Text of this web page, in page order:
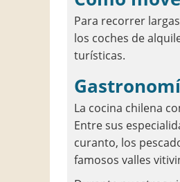
Para recorrer
los coches de
turísticas.
La cocina chilena
Entre sus
curanto, los
famosos valles